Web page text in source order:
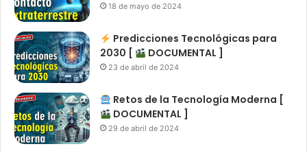
18 de mayo de 2024
Predicciones Tecnológicas para
2030 [
DOCUMENTAL ]
23 de abril de 2024
Retos de la Tecnología Moderna [
DOCUMENTAL ]
29 de abril de 2024